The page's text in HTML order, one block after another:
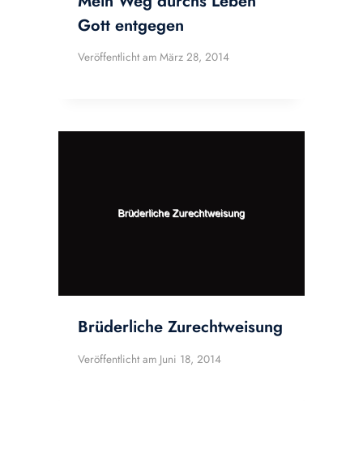
Gott entgegen
Veröffentlicht am März 28, 2014
Brüderliche Zurechtweisung
Veröffentlicht am Juni 18, 2014